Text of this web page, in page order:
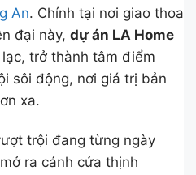
An. Chính tại nơi giao thoa
đại này, dự án LA Home
trở thành tâm điểm
sôi động, nơi giá trị bản
xa.
trội đang từng ngày
ra cánh cửa thịnh